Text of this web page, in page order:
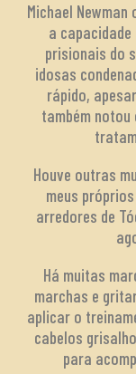
Michael
a
prisionais do
idosas
rápido,
também
Houve outras
meus
arredores de
Há muitas
marchas e
aplicar o
cabelos
para